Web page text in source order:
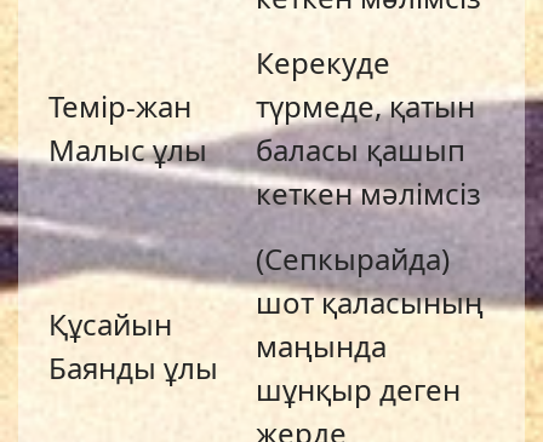
Темір-жан
Малыс ұлы
Керекуде
түрмеде, қатын
баласы қашып
кеткен мәлімсіз
Құсайын
Баянды ұлы
(Сепкырайда)
шот қаласының
маңында
шұнқыр деген
жерде